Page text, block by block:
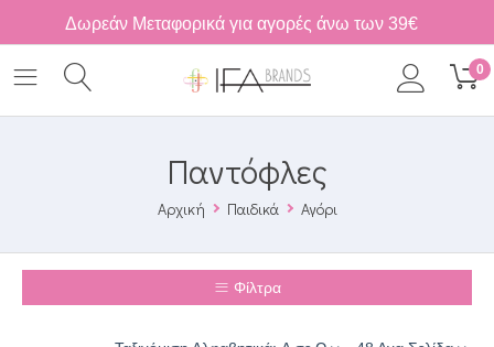
Δωρεάν Μεταφορικά για αγορές άνω των 39€
0
Παντόφλες
Αρχική Παιδικά Αγόρι
Φίλτρα